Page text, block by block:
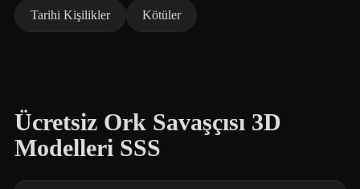
Tarihi Kişilikler Kötüler
Ücretsiz Ork Savaşçısı 3D
Modelleri SSS